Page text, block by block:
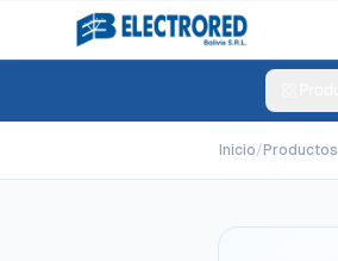
Inicio/Productos